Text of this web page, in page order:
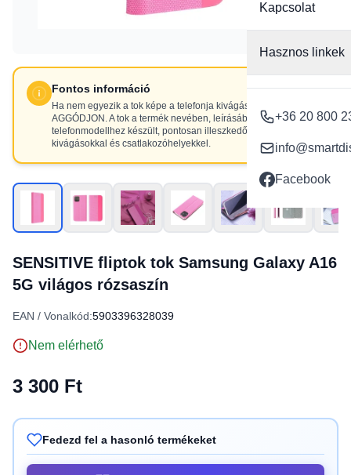
Kapcsolat
Hasznos linkek
+36 20 800
Facebook
Fontos információ
Ha nem egyezik a tok képe a telefonja kivágásaival, NE
AGGÓDJON. A tok a termék nevében, leírásában szereplő
telefonmodellhez készült, pontosan illeszkedő
kivágásokkal és csatlakozóhelyekkel.
SENSITIVE fliptok tok Samsung Galaxy A16
5G világos rózsaszín
EAN / Vonalkód:5903396328039
Nem elérhető
3 300 Ft
Fedezd fel a hasonló termékeket